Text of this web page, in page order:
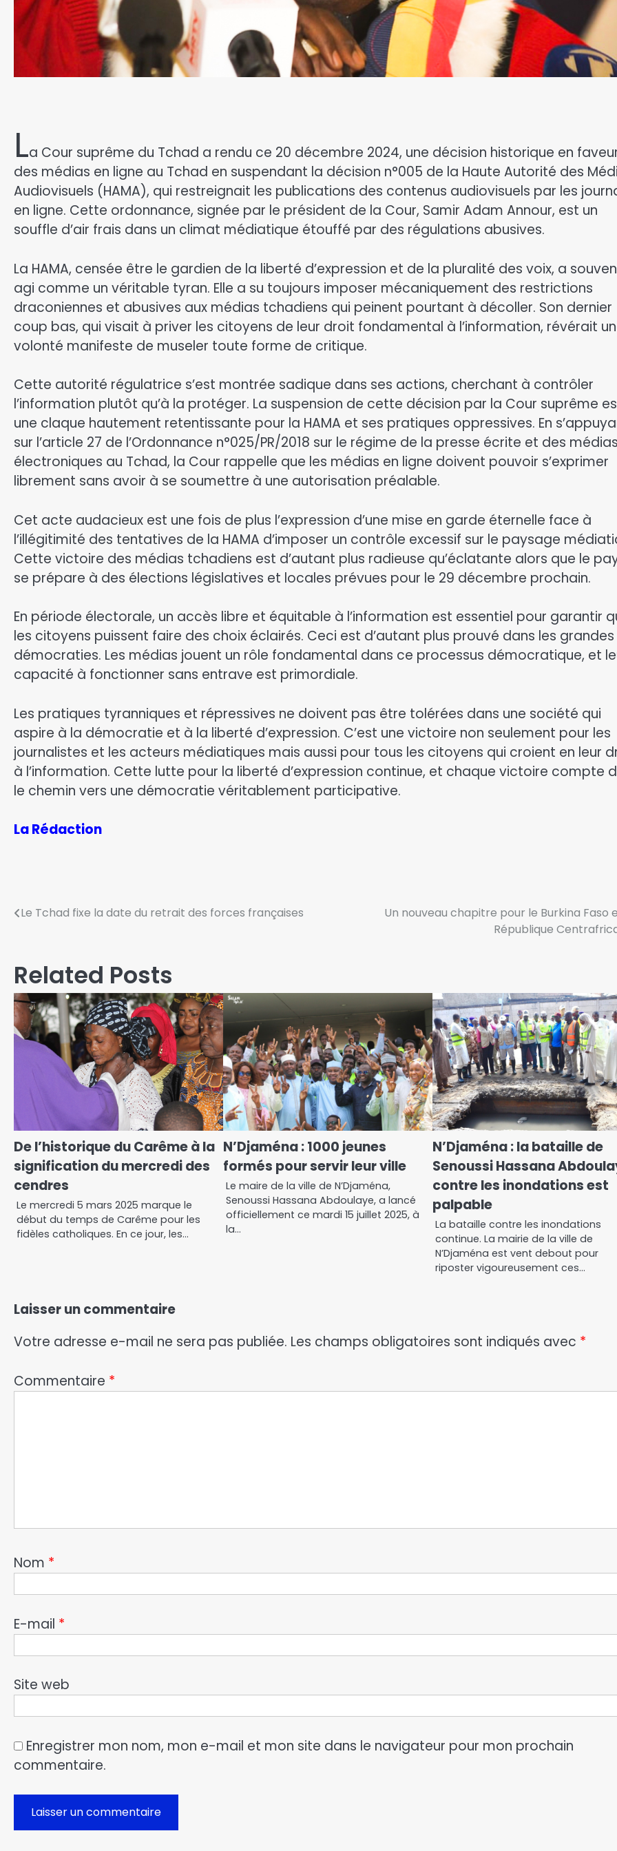
La Cour suprême du Tchad a rendu ce 20 décembre 2024, une décision historique en
des médias en ligne au Tchad en suspendant la décision n°005 de la Haute Autorité des
Audiovisuels (HAMA), qui restreignait les publications des contenus audiovisuels par les
en ligne. Cette ordonnance, signée par le président de la Cour, Samir Adam Annour, est un
souffle d’air frais dans un climat médiatique étouffé par des régulations abusives.
La HAMA, censée être le gardien de la liberté d’expression et de la pluralité des voix, a
agi comme un véritable tyran. Elle a su toujours imposer mécaniquement des restrictions
draconiennes et abusives aux médias tchadiens qui peinent pourtant à décoller. Son dernier
coup bas, qui visait à priver les citoyens de leur droit fondamental à l’information, révérait
volonté manifeste de museler toute forme de critique.
Cette autorité régulatrice s’est montrée sadique dans ses actions, cherchant à contrôler
l’information plutôt qu’à la protéger. La suspension de cette décision par la Cour suprême
une claque hautement retentissante pour la HAMA et ses pratiques oppressives. En
sur l’article 27 de l’Ordonnance n°025/PR/2018 sur le régime de la presse écrite et des médias
électroniques au Tchad, la Cour rappelle que les médias en ligne doivent pouvoir s’exprimer
librement sans avoir à se soumettre à une autorisation préalable.
Cet acte audacieux est une fois de plus l’expression d’une mise en garde éternelle face à
l’illégitimité des tentatives de la HAMA d’imposer un contrôle excessif sur le paysage
Cette victoire des médias tchadiens est d’autant plus radieuse qu’éclatante alors que le
se prépare à des élections législatives et locales prévues pour le 29 décembre prochain.
En période électorale, un accès libre et équitable à l’information est essentiel pour garantir
les citoyens puissent faire des choix éclairés. Ceci est d’autant plus prouvé dans les grandes
démocraties. Les médias jouent un rôle fondamental dans ce processus démocratique, et
capacité à fonctionner sans entrave est primordiale.
Les pratiques tyranniques et répressives ne doivent pas être tolérées dans une société qui
aspire à la démocratie et à la liberté d’expression. C’est une victoire non seulement pour les
journalistes et les acteurs médiatiques mais aussi pour tous les citoyens qui croient en leur
à l’information. Cette lutte pour la liberté d’expression continue, et chaque victoire compte
le chemin vers une démocratie véritablement participative.
La Rédaction
Le Tchad fixe la date du retrait des forces françaises
Un nouveau chapitre pour le Burkina Faso
République
Related Posts
De l’historique du Carême à la
signification du mercredi des
cendres
Le mercredi 5 mars 2025 marque le
début du temps de Carême pour les
fidèles catholiques. En ce jour, les…
N’Djaména : 1000 jeunes
formés pour servir leur ville
Le maire de la ville de N’Djaména,
Senoussi Hassana Abdoulaye, a lancé
officiellement ce mardi 15 juillet 2025, à
la…
N’Djaména : la bataille de
Senoussi Hassana
contre les inondations est
palpable
La bataille contre les inondations
continue. La mairie de la ville de
N’Djaména est vent debout pour
riposter vigoureusement ces…
Laisser un commentaire
Votre adresse e-mail ne sera pas publiée. Les champs obligatoires sont indiqués avec *
Commentaire *
Nom *
E-mail *
Site web
Enregistrer mon nom, mon e-mail et mon site dans le navigateur pour mon prochain
commentaire.